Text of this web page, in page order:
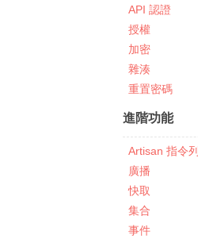
API 認證
授權
加密
雜湊
重置密碼
進階功能
Artisan 指令列
廣播
快取
集合
事件